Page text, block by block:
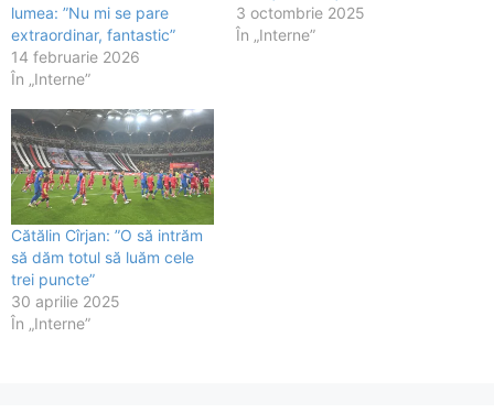
lumea: ”Nu mi se pare
extraordinar, fantastic”
14 februarie 2026
În „Interne”
3 octombrie 2025
În „Interne”
Cătălin Cîrjan: ”O să intrăm
să dăm totul să luăm cele
trei puncte”
30 aprilie 2025
În „Interne”